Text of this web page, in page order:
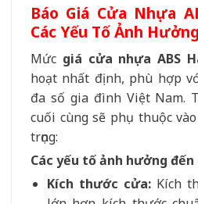
Báo Giá Cửa Nhựa
Các Yếu Tố Ảnh Hưởng
Mức giá cửa nhựa ABS
hoạt nhất định, phù hợp
đa số gia đình Việt Nam.
cuối cùng sẽ phụ thuộc
trọng:
Các yếu tố ảnh hưởng đến
Kích thước cửa:Kích